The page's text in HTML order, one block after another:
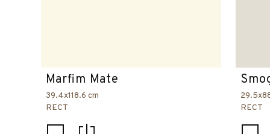
Marfim Mate
39.4x118.6 cm
RECT
RECT